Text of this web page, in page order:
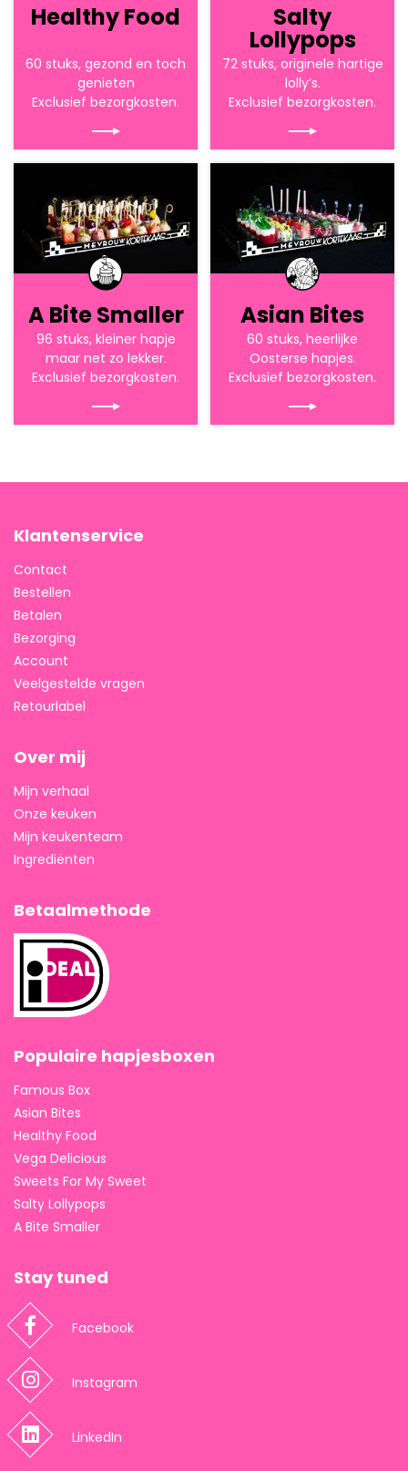
Healthy Food
60 stuks, gezond en toch
genieten
Exclusief bezorgkosten.
Salty
Lollypops
72 stuks, originele hartige
lolly’s.
Exclusief bezorgkosten.
A Bite Smaller
96 stuks, kleiner hapje
maar net zo lekker.
Exclusief bezorgkosten.
Asian Bites
60 stuks, heerlijke
Oosterse hapjes.
Exclusief bezorgkosten.
Klantenservice
Contact
Bestellen
Betalen
Bezorging
Account
Veelgestelde vragen
Retourlabel
Over mij
Mijn verhaal
Onze keuken
Mijn keukenteam
Ingrediënten
Betaalmethode
Populaire hapjesboxen
Famous Box
Asian Bites
Healthy Food
Vega Delicious
Sweets For My Sweet
Salty Lollypops
A Bite Smaller
Stay tuned
Facebook
Instagram
LinkedIn